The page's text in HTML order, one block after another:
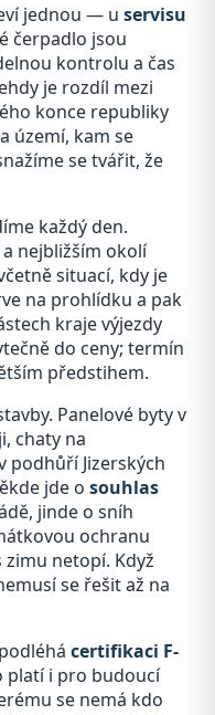
jednou — u servisu
čerpadlo jsou
kontrolu a čas
je rozdíl mezi
konce republiky
území, kam se
se tvářit, že
každý den.
a nejbližším okolí
situací, kdy je
na prohlídku a pak
kraje výjezdy
do ceny; termín
předstihem.
Panelové byty v
chaty na
podhůří Jizerských
jde o souhlas
jinde o sníh
ochranu
netopí. Když
se řešit až na
certifikaci F-
platí i pro budoucí
se nemá kdo